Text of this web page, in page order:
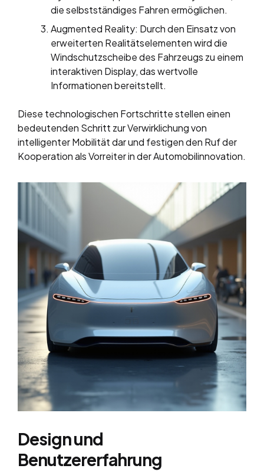
die selbstständiges Fahren ermöglichen.
Augmented Reality: Durch den Einsatz von
erweiterten Realitätselementen wird die
Windschutzscheibe des Fahrzeugs zu einem
interaktiven Display, das wertvolle
Informationen bereitstellt.
Diese technologischen Fortschritte stellen einen
bedeutenden Schritt zur Verwirklichung von
intelligenter Mobilität dar und festigen den Ruf der
Kooperation als Vorreiter in der Automobilinnovation.
Design und
Benutzererfahrung